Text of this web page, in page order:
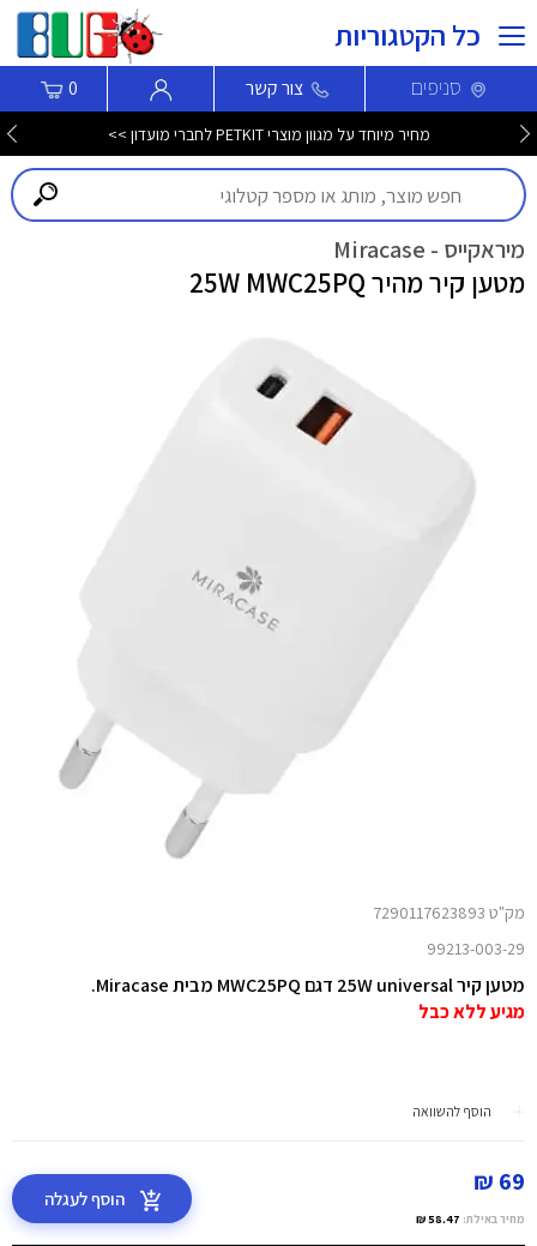
כל הקטגוריות
סניפים צור קשר 0
מחיר מיוחד על מגוון מוצרי PETKIT לחברי מועדון >>
מיראקייס - Miracase
מטען קיר מהיר 25W MWC25PQ
מק"ט 7290117623893
99213-003-29
מטען קיר 25W universal דגם MWC25PQ מבית Miracase.
מגיע ללא כבל
הוסף להשוואה
69 ₪
מחיר באילת: 58.47 ₪
הוסף לעגלה